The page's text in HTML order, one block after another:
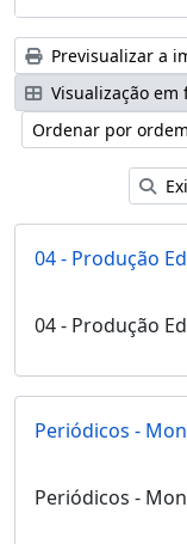
Previsualizar a
Visualização em
Ordenar por
04 - Produção
04 - Produção
Periódicos -
Periódicos -